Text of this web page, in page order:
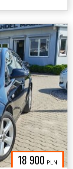
18 900 PLN